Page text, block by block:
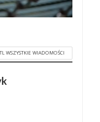
WSZYSTKIE WIADOMOŚCI